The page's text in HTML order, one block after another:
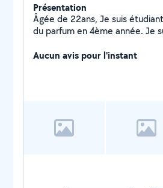
Présentation
Âgée de 22ans, Je suis étudiante à l'école supérieure
du parfum en 4ème année. Je suis disponible pour du
ends.
Aucun avis pour l'instant